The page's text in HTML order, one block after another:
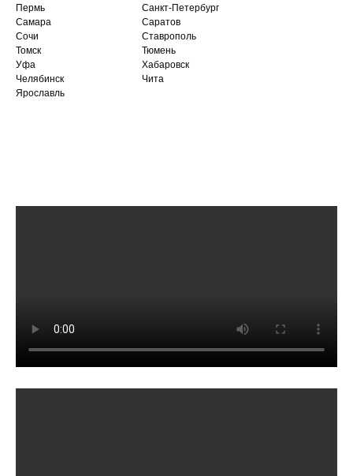
Пермь
Санкт-Петербург
Самара
Саратов
Сочи
Ставрополь
Томск
Тюмень
Уфа
Хабаровск
Челябинск
Чита
Ярославль